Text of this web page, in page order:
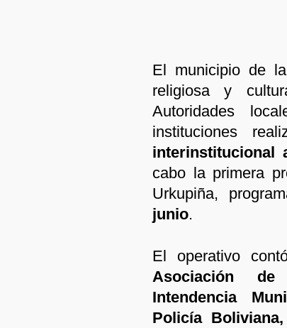
El municipio de
religiosa y
Autoridades
instituciones
interinstitucional
cabo la primera
Urkupiña,
junio.
El operativo
Asociación
Intendencia
Policía Boliviana,